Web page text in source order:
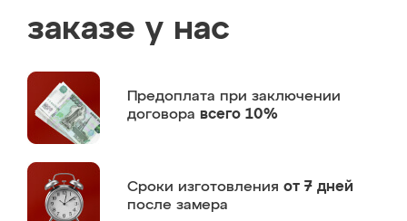
заказе у нас
Предоплата при заключении
договора всего 10%
Сроки изготовления от 7 дней
после замера